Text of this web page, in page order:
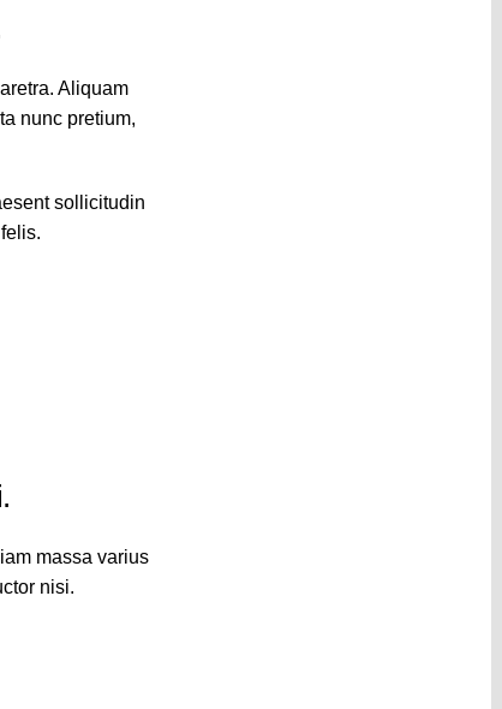
Aliquam
nunc pretium,
sollicitudin
massa varius
nisi.